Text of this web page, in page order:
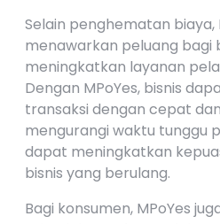
Selain penghematan biaya,
menawarkan peluang bagi
meningkatkan layanan
Dengan MPoYes, bisnis
transaksi dengan cepat
mengurangi waktu tunggu
dapat meningkatkan
bisnis yang berulang.
Bagi konsumen, MPoYes